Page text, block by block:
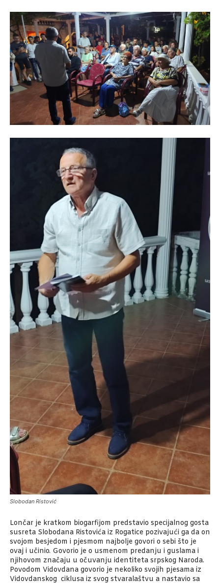
Slobodan Ristović
Lončar je kratkom biogarfijom predstavio specijalnog gosta
susreta Slobodana Ristovića iz Rogatice pozivajući ga da on
svojom besjedom i pjesmom najbolje govori o sebi što je
ovaj i učinio. Govorio je o usmenom predanju i guslama i
njihovom značaju u očuvanju identiteta srpskog Naroda.
Povodom Vidovdana govorio je nekoliko svojih pjesama iz
Vidovdanskog ciklusa iz svog stvaralaštvu a nastavio sa